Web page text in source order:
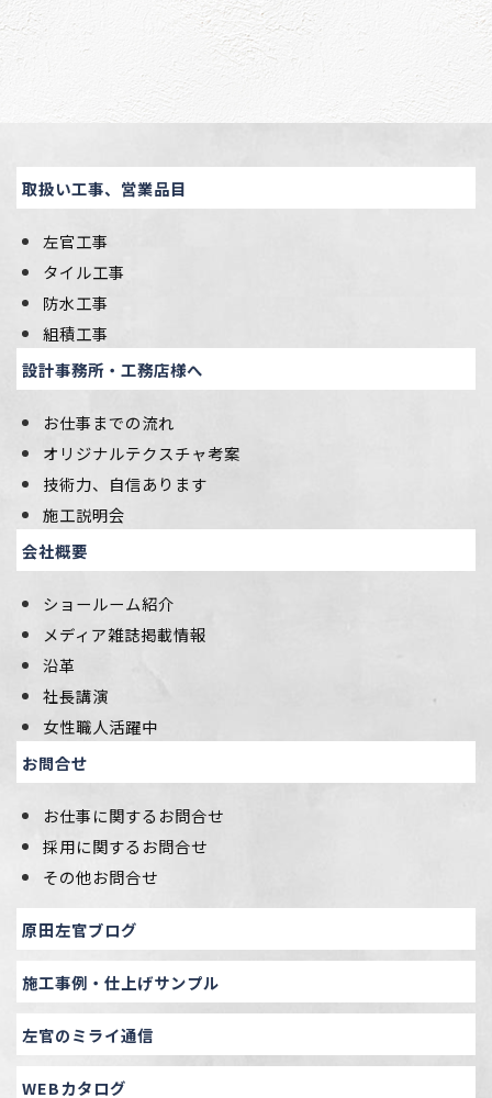
取扱い工事、営業品目
左官工事
タイル工事
防水工事
組積工事
設計事務所・工務店様へ
お仕事までの流れ
オリジナルテクスチャ考案
技術力、自信あります
施工説明会
会社概要
ショールーム紹介
メディア雑誌掲載情報
沿革
社長講演
女性職人活躍中
お問合せ
お仕事に関するお問合せ
採用に関するお問合せ
その他お問合せ
原田左官ブログ
施工事例・仕上げサンプル
左官のミライ通信
WEBカタログ